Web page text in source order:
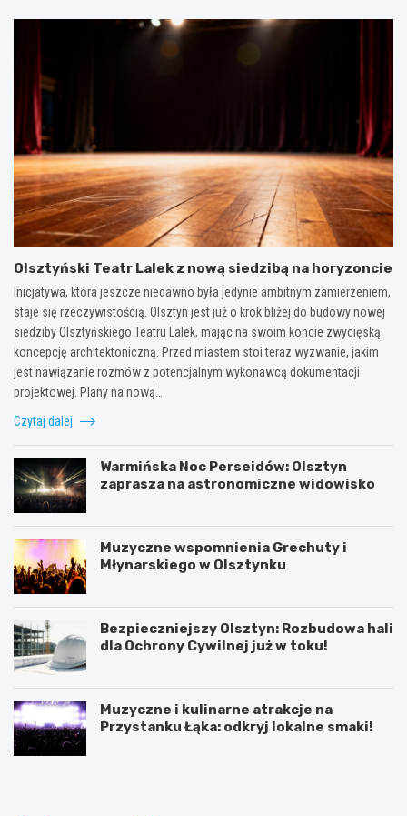
Olsztyński Teatr Lalek z nową siedzibą na horyzoncie
Inicjatywa, która jeszcze niedawno była jedynie ambitnym zamierzeniem,
staje się rzeczywistością. Olsztyn jest już o krok bliżej do budowy nowej
siedziby Olsztyńskiego Teatru Lalek, mając na swoim koncie zwycięską
koncepcję architektoniczną. Przed miastem stoi teraz wyzwanie, jakim
jest nawiązanie rozmów z potencjalnym wykonawcą dokumentacji
projektowej. Plany na nową…
Czytaj dalej
Warmińska Noc Perseidów: Olsztyn
zaprasza na astronomiczne widowisko
Muzyczne wspomnienia Grechuty i
Młynarskiego w Olsztynku
Bezpieczniejszy Olsztyn: Rozbudowa hali
dla Ochrony Cywilnej już w toku!
Muzyczne i kulinarne atrakcje na
Przystanku Łąka: odkryj lokalne smaki!